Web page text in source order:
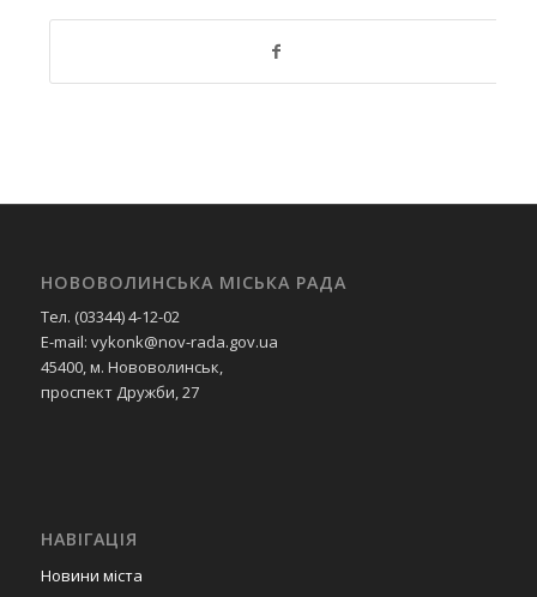
НОВОВОЛИНСЬКА МІСЬКА РАДА
Тел. (03344) 4-12-02
E-mail: vykonk@nov-rada.gov.ua
45400, м. Нововолинськ,
проспект Дружби, 27
НАВІГАЦІЯ
Новини міста